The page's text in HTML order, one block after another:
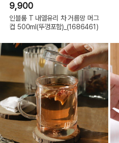
9,900
인블룸 T 내열유리 차 거름망 머그
컵 500ml(뚜껑포함)_(1686461)